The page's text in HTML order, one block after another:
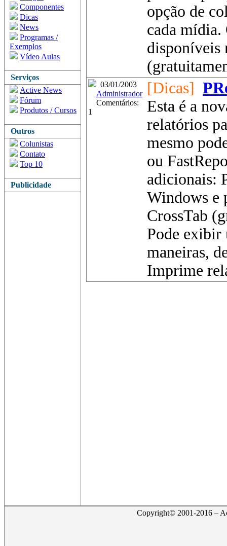
Componentes
Dicas
News
Programas /
Exemplos
Vídeo Aulas
Serviços
Active News
Fórum
Produtos / Cursos
Outros
Colunistas
Contato
Top 10
Publicidade
opção de
cada mídia.
disponíveis
03/01/2003
Administrador
Comentários:
1
[Dicas]
Esta é a
relatórios
mesmo
ou
adicionais:
Windows e
CrossTab
Pode exibir
maneiras,
Imprime
Copyright© 2001-2016 –